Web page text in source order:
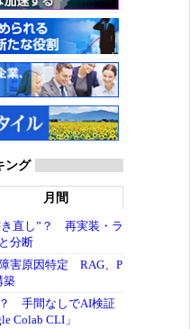
ング
月間
き直し”？ 再実装・ラ
分断
害原因特定 RAG、P
築
手間なしでAI検証
Colab CLI」